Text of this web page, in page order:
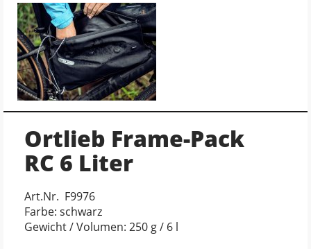
Ortlieb Frame-Pack
RC 6 Liter
Art.Nr. F9976
Farbe: schwarz
Gewicht / Volumen: 250 g / 6 l